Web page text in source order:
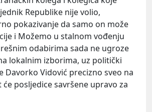
Republike nije volio,
pokazivanje da samo on može
i Možemo u stalnom vođenju
odabirima sada ne ugroze
lokalnim izborima, uz politički
Davorko Vidović precizno sveo na
će posljedice savršene upravo za